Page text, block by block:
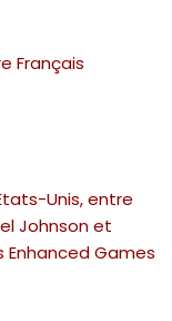
Français
Unis, entre
Johnson et
Games